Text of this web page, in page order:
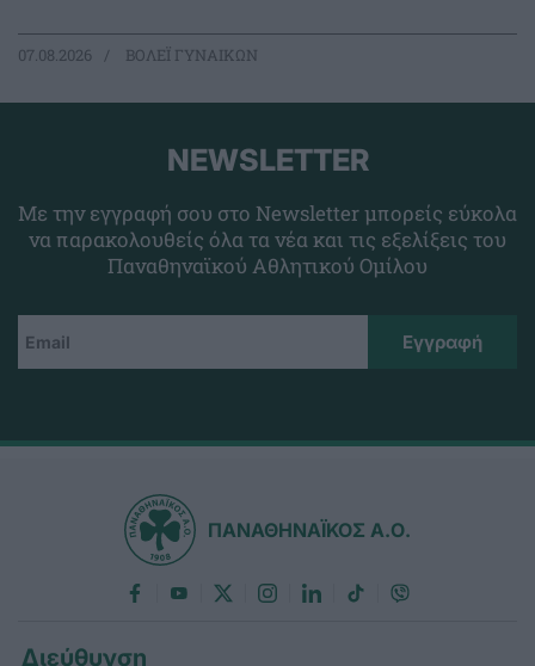
07.08.2026 ΒΟΛΕΪ ΓΥΝΑΙΚΩΝ
NEWSLETTER
Με την εγγραφή σου στο Newsletter μπορείς εύκολα
να παρακολουθείς όλα τα νέα και τις εξελίξεις του
Παναθηναϊκού Αθλητικού Ομίλου
ΠΑΝΑΘΗΝΑΪΚΟΣ Α.Ο.
Διεύθυνση